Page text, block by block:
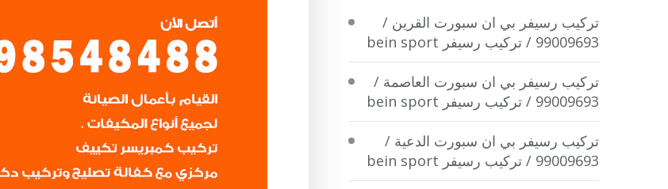
تركيب رسيفر بي ان سبورت القرين /
99009693 / تركيب رسيفر bein sport
تركيب رسيفر بي ان سبورت العاصمة /
99009693 / تركيب رسيفر bein sport
تركيب رسيفر بي ان سبورت الدعية /
99009693 / تركيب رسيفر bein sport